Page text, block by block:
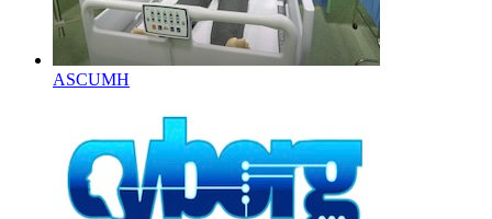
ASCUMH